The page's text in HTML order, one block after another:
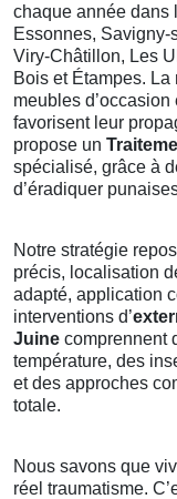
chaque année dans
Essonnes, Savigny-
Viry-Châtillon, Les
Bois et Étampes. La
meubles
favorisent leur
propose un
spécialisé, grâce à
d’éradiquer
Notre stratégie
précis, localisation
adapté, application
interventions d’
Juine comprennent
température, des
et des approches
totale.
Nous savons que
réel traumatisme.